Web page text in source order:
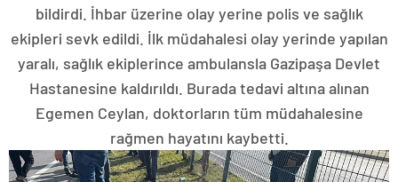
bildirdi. İhbar üzerine olay yerine polis ve sağlık
ekipleri sevk edildi. İlk müdahalesi olay yerinde yapılan
yaralı, sağlık ekiplerince ambulansla Gazipaşa Devlet
Hastanesine kaldırıldı. Burada tedavi altına alınan
Egemen Ceylan, doktorların tüm müdahalesine
rağmen hayatını kaybetti.